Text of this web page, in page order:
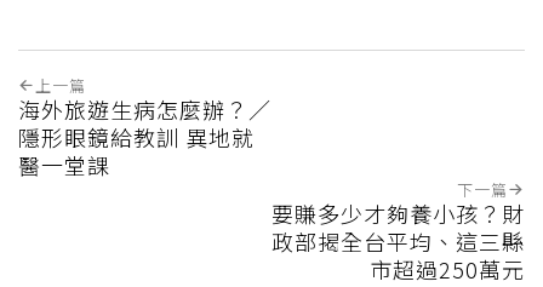
上一篇
海外旅遊生病怎麼辦？／
隱形眼鏡給教訓 異地就
醫一堂課
下一篇
要賺多少才夠養小孩？財
政部揭全台平均、這三縣
市超過250萬元